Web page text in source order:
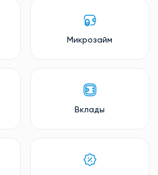
Микрозайм
Вклады